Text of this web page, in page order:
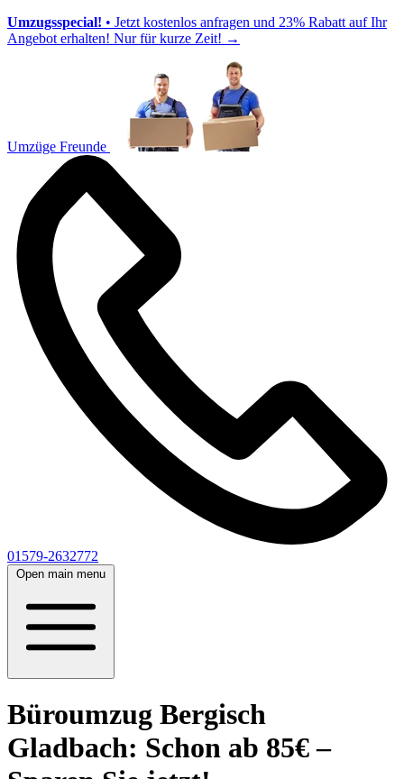
Umzugsspecial! • Jetzt kostenlos anfragen und 23% Rabatt auf Ihr
Angebot erhalten! Nur für kurze Zeit! →
Umzüge Freunde
01579-2632772
Open main menu
Büroumzug Bergisch
Gladbach: Schon ab 85€ –